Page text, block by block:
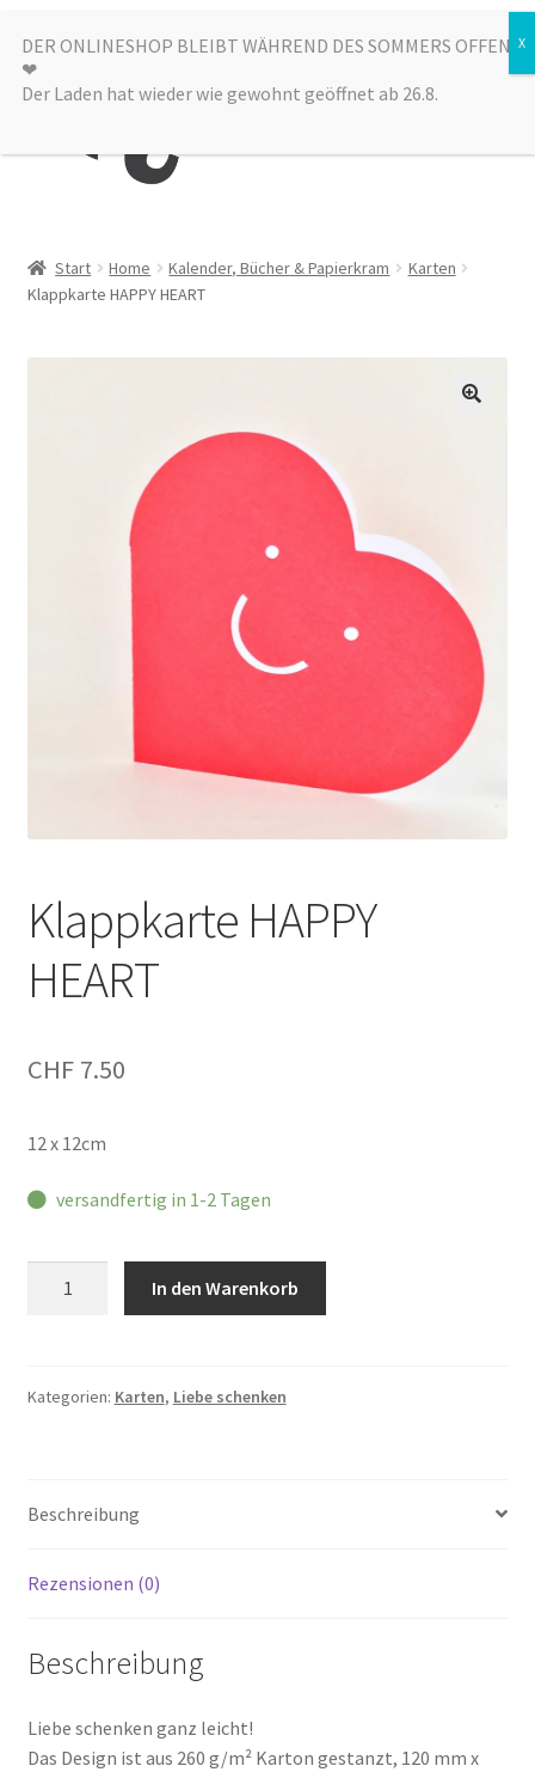
Zur
Navigation
springen
Zum
Inhalt
springen
Menü
Alle Produkte
Sale
Start Home Kalender, Bücher & Papierkram
Karten
Klappkarte HAPPY HEART
Klappkarte HAPPY
HEART
CHF7.50
12 x 12cm
versandfertig in 1-2 Tagen
In den Warenkorb
Kategorien: Karten, Liebe schenken
Beschreibung
Rezensionen (0)
Beschreibung
Liebe schenken ganz leicht!
Das Design ist aus 260 g/m² Karton gestanzt, 120 mm x
DER ONLINESHOP BLEIBT WÄHREND DES SOMMERS OFFEN
❤︎
Der Laden hat wieder wie gewohnt geöffnet ab 26.8.